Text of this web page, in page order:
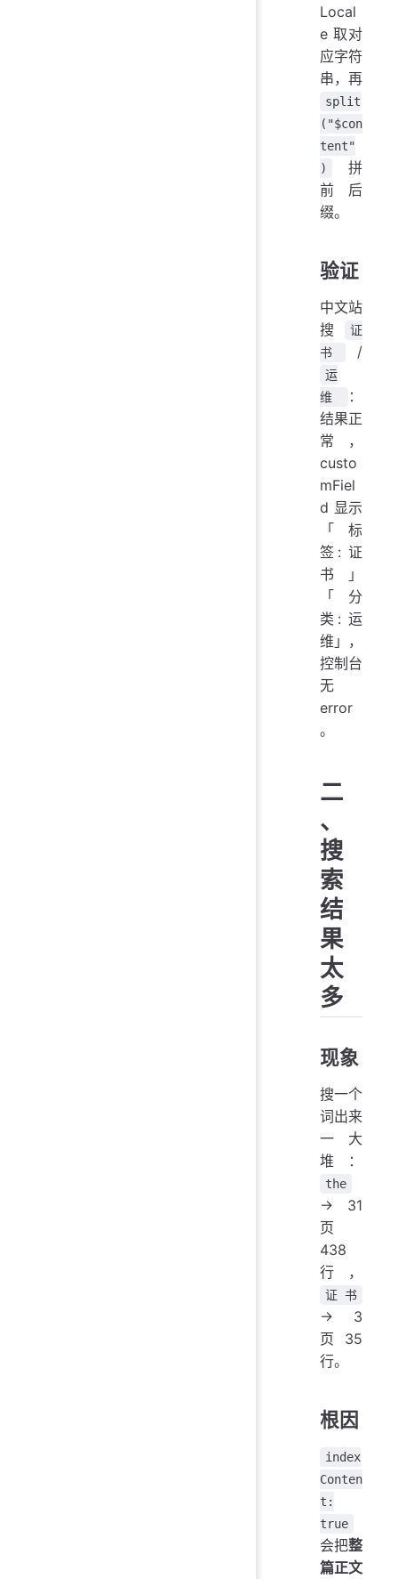
Local
e 取对
应字符
串，再
split
("$con
tent"
)
拼
前后
缀。
验证
中文站
搜
证
书
/
运
维
：
结果正
常，
custo
mFiel
d 显示
「标
签: 证
书」
「分
类: 运
维」，
控制台
无
error
。
二
、
搜
索
结
果
太
多
现象
搜一个
词出来
一大
堆：
the
→ 31
页
438
行，
证书
→ 3
页 35
行。
根因
index
Conten
t:
true
会把整
篇正文